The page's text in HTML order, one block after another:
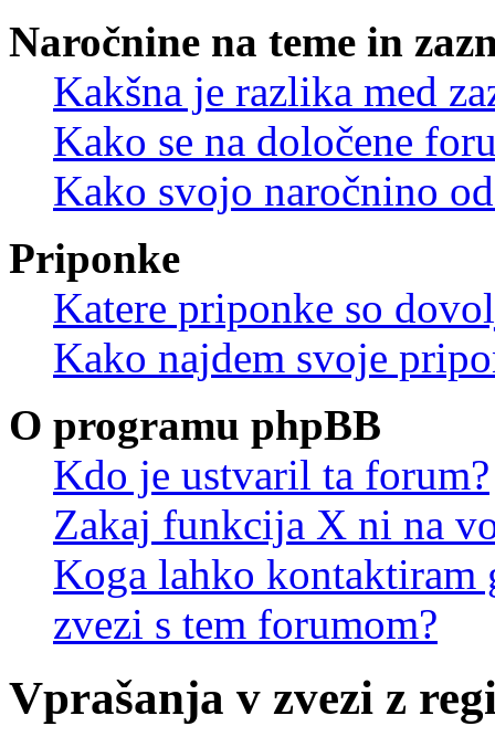
Naročnine na teme in
Kakšna je razlika med
Kako se na določene
Kako svojo naročnino
Priponke
Katere priponke so
Kako najdem svoje
O programu phpBB
Kdo je ustvaril ta forum?
Zakaj funkcija X ni na
Koga lahko kontaktiram
zvezi s tem forumom?
Vprašanja v zvezi z